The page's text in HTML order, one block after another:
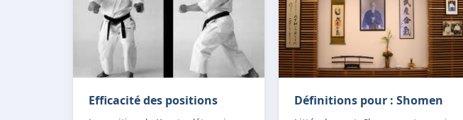
Efficacité des positions Définitions pour : Shomen